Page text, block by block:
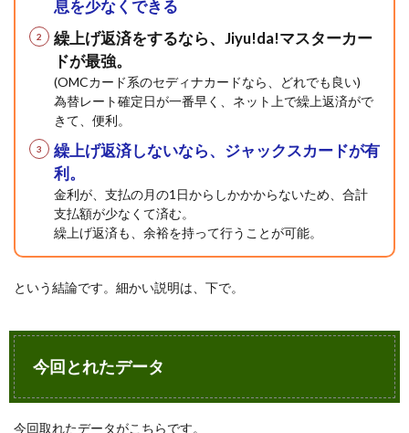
びで
ト確
定の
Jiyuda!
カード
の手続
が圧倒
ンタン
6
さら
に調
続け
息を少なくできる
繰上げ返済をするなら、Jiyu!da!マスターカー
ドが最強。
(OMCカード系のセディナカードなら、どれでも良い)
為替レート確定日が一番早く、ネット上で繰上返済がで
きて、便利。
繰上げ返済しないなら、ジャックスカードが有
利。
金利が、支払の月の1日からしかかからないため、合計
支払額が少なくて済む。
繰上げ返済も、余裕を持って行うことが可能。
という結論です。細かい説明は、下で。
今回とれたデータ
今回取れたデータがこちらです。